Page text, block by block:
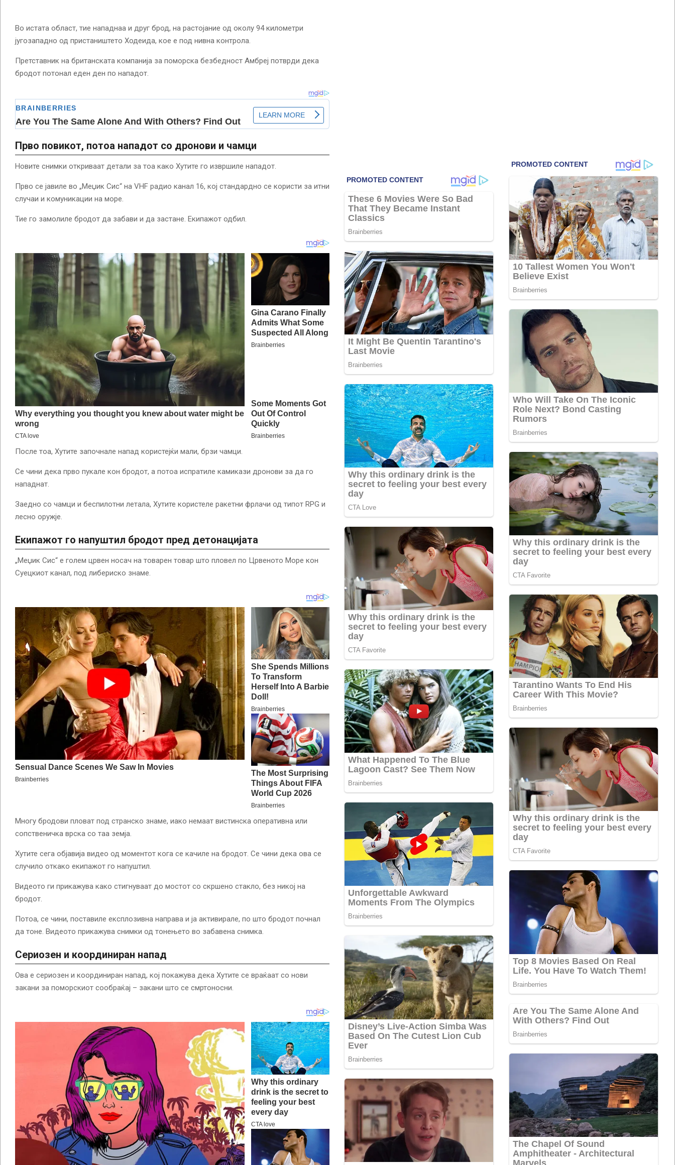
Во истата област, тие нападнаа и друг брод, на растојание од околу 94 километри
југозападно од пристаништето Ходеида, кое е под нивна контрола.
Претставник на британската компанија за поморска безбедност Амбреј потврди дека
бродот потонал еден ден по нападот.
Прво повикот, потоа нападот со дронови и чамци
Новите снимки откриваат детали за тоа како Хутите го извршиле нападот.
Прво се јавиле во „Меџик Сис“ на VHF радио канал 16, кој стандардно се користи за итни
случаи и комуникации на море.
Тие го замолиле бродот да забави и да застане. Екипажот одбил.
После тоа, Хутите започнале напад користејќи мали, брзи чамци.
Се чини дека прво пукале кон бродот, а потоа испратиле камикази дронови за да го
нападнат.
Заедно со чамци и беспилотни летала, Хутите користеле ракетни фрлачи од типот RPG и
лесно оружје.
Екипажот го напуштил бродот пред детонацијата
„Меџик Сис“ е голем црвен носач на товарен товар што пловел по Црвеното Море кон
Суецкиот канал, под либериско знаме.
Многу бродови пловат под странско знаме, иако немаат вистинска оперативна или
сопственичка врска со таа земја.
Хутите сега објавија видео од моментот кога се качиле на бродот. Се чини дека ова се
случило откако екипажот го напуштил.
Видеото ги прикажува како стигнуваат до мостот со скршено стакло, без никој на
бродот.
Потоа, се чини, поставиле експлозивна направа и ја активирале, по што бродот почнал
да тоне. Видеото прикажува снимки од тонењето во забавена снимка.
Сериозен и координиран напад
Ова е сериозен и координиран напад, кој покажува дека Хутите се враќаат со нови
закани за поморскиот сообраќај – закани што се смртоносни.